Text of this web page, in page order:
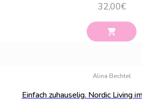
32,00€
Alina Bechtel
Einfach zuhauselig. Nordic Living